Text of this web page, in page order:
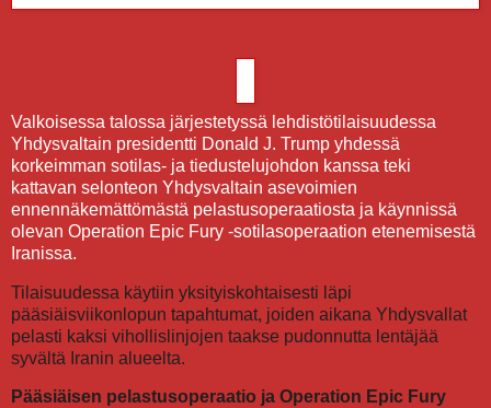
Valkoisessa talossa järjestetyssä lehdistötilaisuudessa
Yhdysvaltain presidentti Donald J. Trump yhdessä
korkeimman sotilas- ja tiedustelujohdon kanssa teki
kattavan selonteon Yhdysvaltain asevoimien
ennennäkemättömästä pelastusoperaatiosta ja käynnissä
olevan Operation Epic Fury -sotilasoperaation etenemisestä
Iranissa.
Tilaisuudessa käytiin yksityiskohtaisesti läpi
pääsiäisviikonlopun tapahtumat, joiden aikana Yhdysvallat
pelasti kaksi vihollislinjojen taakse pudonnutta lentäjää
syvältä Iranin alueelta.
Pääsiäisen pelastusoperaatio ja Operation Epic Fury